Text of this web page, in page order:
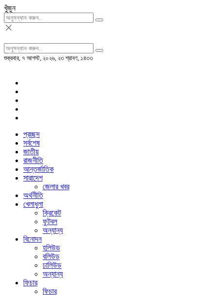
খুঁজুন
শুক্রবার, ৭ আগস্ট, ২০২৬, ২৩ শ্রাবণ, ১৪৩৩
প্রচ্ছদ
সর্বশেষ
জাতীয়
রাজনীতি
আন্তর্জাতিক
সারাদেশ
জেলার খবর
অর্থনীতি
খেলাধুলা
ক্রিকেট
ফুটবল
অন্যান্য
বিনোদন
হলিউড
বলিউড
ঢালিউড
অন্যান্য
ফিচার
ফিচার